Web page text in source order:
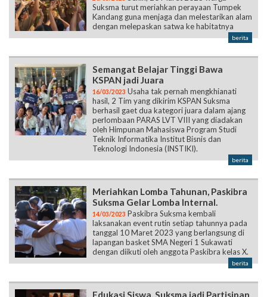
Suksma turut meriahkan perayaan Tumpek
Kandang guna menjaga dan melestarikan alam
dengan melepaskan satwa ke habitatnya
berita
Semangat Belajar Tinggi Bawa
KSPAN jadi Juara
16/03/2023 Usaha tak pernah mengkhianati
hasil, 2 Tim yang dikirim KSPAN Suksma
berhasil gaet dua kategori juara dalam ajang
perlombaan PARAS LVT VIII yang diadakan
oleh Himpunan Mahasiswa Program Studi
Teknik Informatika Institut Bisnis dan
Teknologi Indonesia (INSTIKI).
berita
Meriahkan Lomba Tahunan, Paskibra
Suksma Gelar Lomba Internal.
14/03/2023 Paskibra Suksma kembali
laksanakan event rutin setiap tahunnya pada
tanggal 10 Maret 2023 yang berlangsung di
lapangan basket SMA Negeri 1 Sukawati
dengan diikuti oleh anggota Paskibra kelas X.
berita
Edukasi Siswa, Suksma jadi Partisipan